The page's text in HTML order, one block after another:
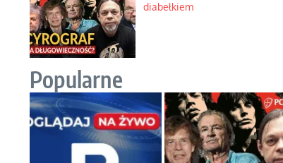
diabełkiem
Popularne